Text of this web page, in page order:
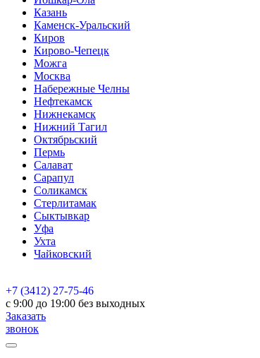
Казань
Каменск-Уральский
Киров
Кирово-Чепецк
Можга
Москва
Набережные Челны
Нефтекамск
Нижнекамск
Нижний Тагил
Октябрьский
Пермь
Салават
Сарапул
Соликамск
Стерлитамак
Сыктывкар
Уфа
Ухта
Чайковский
+7 (3412) 27-75-46
c 9:00 до 19:00 без выходных
Заказать
звонок